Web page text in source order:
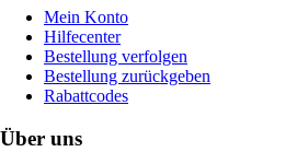
Mein Konto
Hilfecenter
Bestellung verfolgen
Bestellung zurückgeben
Rabattcodes
Über uns